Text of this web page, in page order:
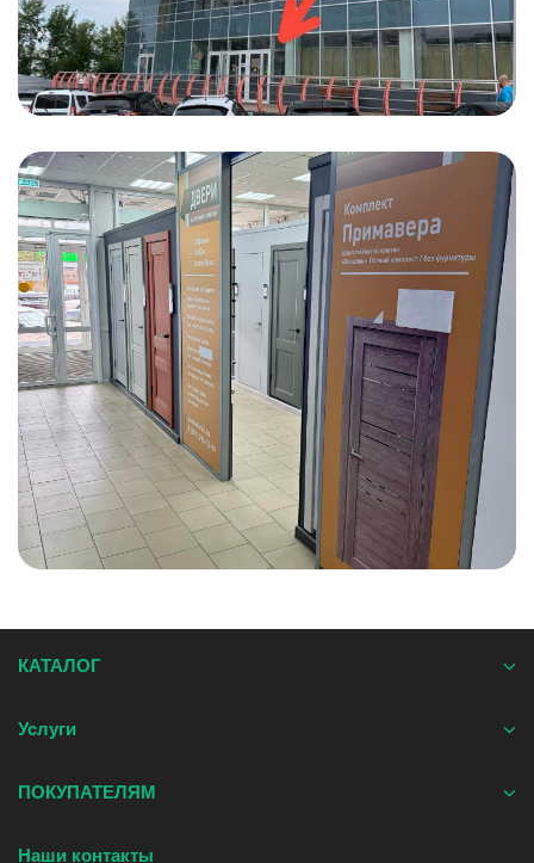
КАТАЛОГ
Услуги
ПОКУПАТЕЛЯМ
Наши контакты